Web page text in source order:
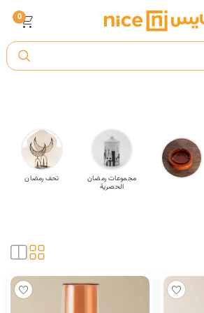
أ
0
مجموعات رمضان
الحصرية
تحف رمضان